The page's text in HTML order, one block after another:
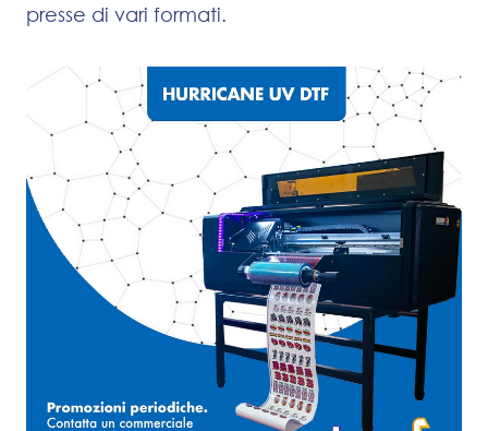
presse di vari formati.